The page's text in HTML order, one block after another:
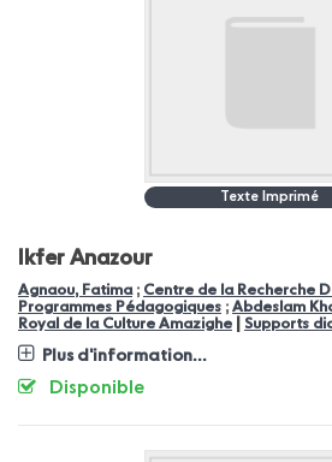
Texte Imprimé
Ikfer Anazour
Agnaou, Fatima; Centre de la Recherche
Programmes Pédagogiques ; Abdeslam
Royal de la Culture Amazighe
Supports
Plus d'information...
Disponible